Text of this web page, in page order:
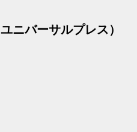
ニバーサルプレス）